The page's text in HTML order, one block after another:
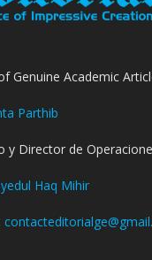
Genuine Academic
Parthib
y Director de
Haq Mihir